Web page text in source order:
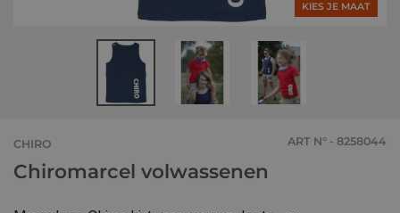
KIES JE MAAT
CHIRO ART N° - 8258044
Chiromarcel volwassenen